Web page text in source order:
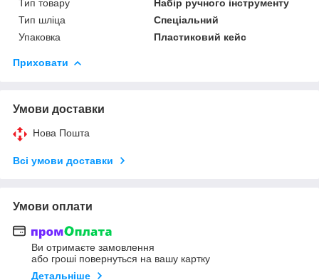
Тип товару
Набір ручного інструменту
Тип шліца
Спеціальний
Упаковка
Пластиковий кейс
Приховати
Умови доставки
Нова Пошта
Всі умови доставки
Умови оплати
Ви отримаєте замовлення
або гроші повернуться на вашу картку
Детальніше